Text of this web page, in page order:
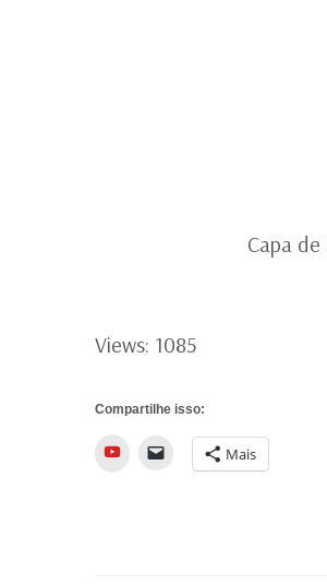
Capa de
Views: 1085
Compartilhe isso:
YouTube Mais